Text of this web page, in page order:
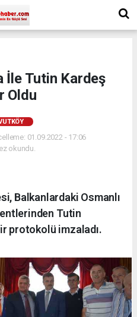
Tutin Kardeş
Oldu
01.09.2022 - 17:06
okundu.
Balkanlardaki Osmanlı
Tutin
protokolü imzaladı.